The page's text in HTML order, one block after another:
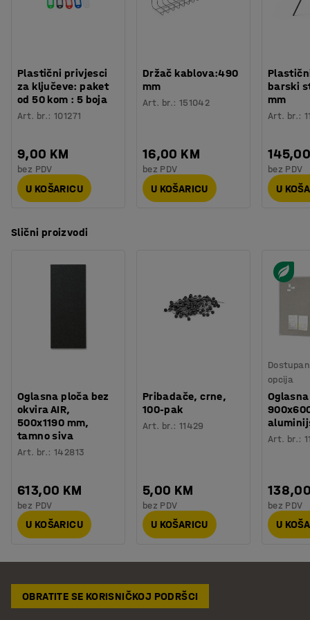
Plastični privjesci
za ključeve: paket
od 50 kom : 5 boja
Art. br.:101271
9,00 KM
bez PDV
U KOŠARICU
Držač kablova:490
mm
Art. br.: 151042
16,00 KM
bez PDV
U KOŠARICU
barski
mm
Art. br.:
bez PDV
U
Slični proizvodi
Oglasna ploča bez
okvira AIR,
500x1190 mm,
tamno siva
Art. br.:142813
613,00 KM
bez PDV
U KOŠARICU
Pribadače, crne,
100-pak
Art. br.: 11429
5,00 KM
bez PDV
U KOŠARICU
opcija
Art. br.:
bez PDV
U
OBRATITE SE KORISNIČKOJ PODRŠCI